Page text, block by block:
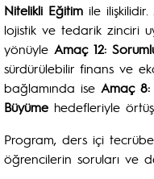
Nitelikli Eğitim ile
lojistik ve tedarik zinciri
yönüyle Amaç 12:
sürdürülebilir finans ve
bağlamında ise Amaç 8:
Büyüme hedefleriyle
Program, ders içi tecrübe
öğrencilerin soruları ve